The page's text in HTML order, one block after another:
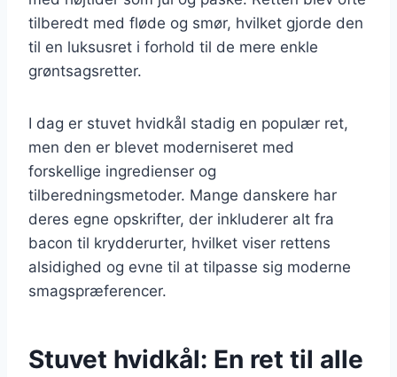
tilberedt med fløde og smør, hvilket gjorde den
til en luksusret i forhold til de mere enkle
grøntsagsretter.
I dag er stuvet hvidkål stadig en populær ret,
men den er blevet moderniseret med
forskellige ingredienser og
tilberedningsmetoder. Mange danskere har
deres egne opskrifter, der inkluderer alt fra
bacon til krydderurter, hvilket viser rettens
alsidighed og evne til at tilpasse sig moderne
smagspræferencer.
Stuvet hvidkål: En ret til alle